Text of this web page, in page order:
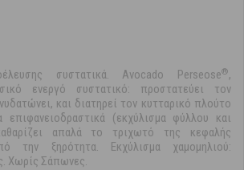
συστατικά. Avocado Perseose®,
ενεργό συστατικό: προστατεύει τον
και διατηρεί τον κυτταρικό πλούτο
(εκχύλισμα φύλλου και
απαλά το τριχωτό της κεφαλής
την ξηρότητα. Εκχύλισμα χαμομηλιού:
Χωρίς Σάπωνες.